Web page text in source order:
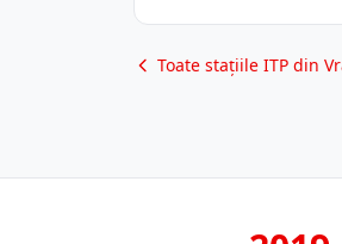
Toate stațiile ITP din